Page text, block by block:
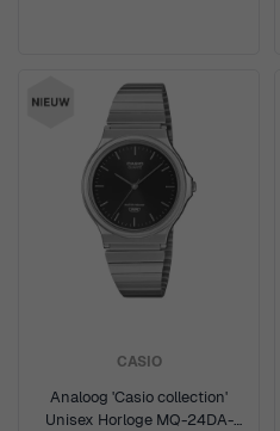
CASIO
Analoog 'Casio collection'
Unisex Horloge MQ-24DA-